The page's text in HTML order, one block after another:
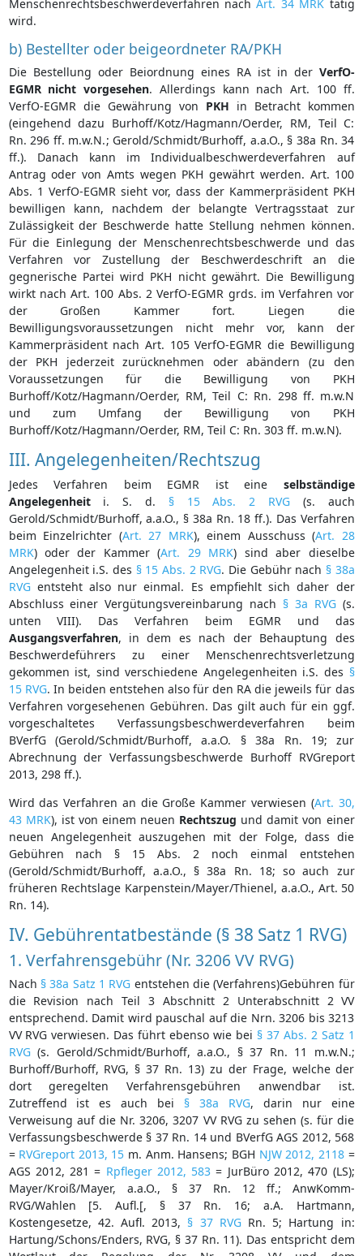
Menschenrechtsbeschwerdeverfahren nachArt. 34 MRK tätig
wird.
b) Bestellter oder beigeordneter RA/PKH
Die Bestellung oder Beiordnung eines RA ist in der VerfO-
EGMR nicht vorgesehen. Allerdings kann nach Art. 100 ff.
VerfO-EGMR die Gewährung von PKH in Betracht kommen
(eingehend dazu Burhoff/Kotz/Hagmann/Oerder, RM, Teil C:
Rn. 296 ff. m.w.N.; Gerold/Schmidt/Burhoff, a.a.O., § 38a Rn. 34
ff.). Danach kann im Individualbeschwerdeverfahren auf
Antrag oder von Amts wegen PKH gewährt werden. Art. 100
Abs. 1 VerfO-EGMR sieht vor, dass der Kammerpräsident PKH
bewilligen kann, nachdem der belangte Vertragsstaat zur
Zulässigkeit der Beschwerde hatte Stellung nehmen können.
Für die Einlegung der Menschenrechtsbeschwerde und das
Verfahren vor Zustellung der Beschwerdeschrift an die
gegnerische Partei wird PKH nicht gewährt. Die Bewilligung
wirkt nach Art. 100 Abs. 2 VerfO-EGMR grds. im Verfahren vor
der Großen Kammer fort. Liegen die
Bewilligungsvoraussetzungen nicht mehr vor, kann der
Kammerpräsident nach Art. 105 VerfO-EGMR die Bewilligung
der PKH jederzeit zurücknehmen oder abändern (zu den
Voraussetzungen für die Bewilligung von PKH
Burhoff/Kotz/Hagmann/Oerder, RM, Teil C: Rn. 298 ff. m.w.N
und zum Umfang der Bewilligung von PKH
Burhoff/Kotz/Hagmann/Oerder, RM, Teil C: Rn. 303 ff. m.w.N).
III. Angelegenheiten/Rechtszug
Jedes Verfahren beim EGMR ist eine selbständige
Angelegenheiti. S. d. § 15 Abs. 2 RVG(s. auch
Gerold/Schmidt/Burhoff, a.a.O., § 38a Rn. 18 ff.). Das Verfahren
beim Einzelrichter (Art. 27 MRK), einem Ausschuss (Art. 28
MRK) oder der Kammer (Art. 29 MRK) sind aber dieselbe
Angelegenheit i.S. des § 15 Abs. 2 RVG. Die Gebühr nach § 38a
RVGentsteht also nur einmal. Es empfiehlt sich daher der
Abschluss einer Vergütungsvereinbarung nach § 3a RVG(s.
unten VIII). Das Verfahren beim EGMR und das
Ausgangsverfahren, in dem es nach der Behauptung des
Beschwerdeführers zu einer Menschenrechtsverletzung
gekommen ist, sind verschiedene Angelegenheiten i.S. des §
15 RVG. In beiden entstehen also für den RA die jeweils für das
Verfahren vorgesehenen Gebühren. Das gilt auch für ein ggf.
vorgeschaltetes Verfassungsbeschwerdeverfahren beim
BVerfG (Gerold/Schmidt/Burhoff, a.a.O. § 38a Rn. 19; zur
Abrechnung der Verfassungsbeschwerde Burhoff RVGreport
2013, 298 ff.).
Wird das Verfahren an die Große Kammer verwiesen (Art. 30,
43 MRK), ist von einem neuen Rechtszug und damit von einer
neuen Angelegenheit auszugehen mit der Folge, dass die
Gebühren nach § 15 Abs. 2 noch einmal entstehen
(Gerold/Schmidt/Burhoff, a.a.O., § 38a Rn. 18; so auch zur
früheren Rechtslage Karpenstein/Mayer/Thienel, a.a.O., Art. 50
Rn. 14).
IV. Gebührentatbestände (§ 38 Satz 1 RVG)
1. Verfahrensgebühr (Nr. 3206 VV RVG)
Nach § 38a Satz 1 RVG entstehen die (Verfahrens)Gebühren für
die Revision nach Teil 3 Abschnitt 2 Unterabschnitt 2 VV
entsprechend. Damit wird pauschal auf die Nrn. 3206 bis 3213
VV RVG verwiesen. Das führt ebenso wie bei § 37 Abs. 2 Satz 1
RVG(s. Gerold/Schmidt/Burhoff, a.a.O., § 37 Rn. 11 m.w.N.;
Burhoff/Burhoff, RVG, § 37 Rn. 13) zu der Frage, welche der
dort geregelten Verfahrensgebühren anwendbar ist.
Zutreffend ist es auch bei § 38a RVG, darin nur eine
Verweisung auf die Nr. 3206, 3207 VV RVG zu sehen (s. für die
Verfassungsbeschwerde § 37 Rn. 14 und BVerfG AGS 2012, 568
= RVGreport 2013, 15 m. Anm. Hansens; BGH NJW 2012, 2118=
AGS 2012, 281 = Rpfleger 2012, 583 = JurBüro 2012, 470 (LS);
Mayer/Kroiß/Mayer, a.a.O., § 37 Rn. 12 ff.; AnwKomm-
RVG/Wahlen [5. Aufl.[, § 37 Rn. 16; a.A. Hartmann,
Kostengesetze, 42. Aufl. 2013, § 37 RVGRn. 5; Hartung in:
Hartung/Schons/Enders, RVG, § 37 Rn. 11). Das entspricht dem